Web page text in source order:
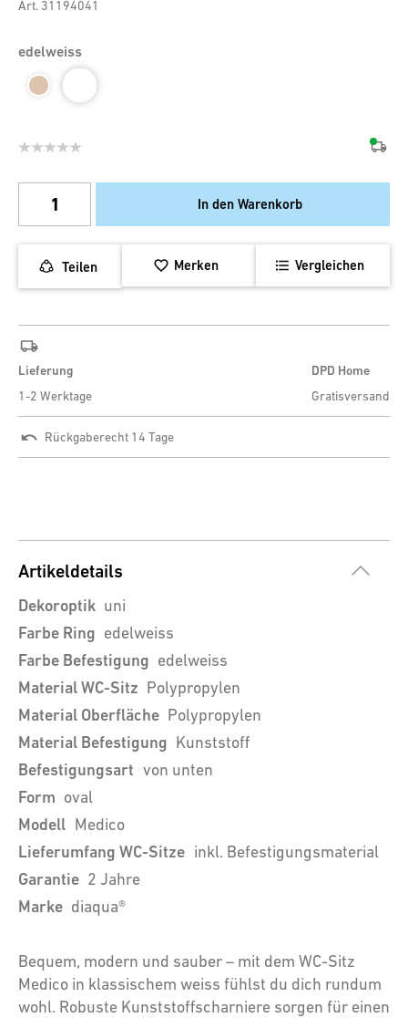
Art. 31194041
edelweiss
In den Warenkorb
Teilen Merken Vergleichen
Lieferung
1-2 Werktage
DPD Home
Gratisversand
Rückgaberecht 14 Tage
Artikeldetails
Dekoroptik uni
Farbe Ring edelweiss
Farbe Befestigung edelweiss
Material WC-Sitz Polypropylen
Material Oberfläche Polypropylen
Material Befestigung Kunststoff
Befestigungsart von unten
Form oval
Modell Medico
Lieferumfang WC-Sitze inkl. Befestigungsmaterial
Garantie 2 Jahre
Marke diaqua®
Bequem, modern und sauber – mit dem WC-Sitz
Medico in klassischem weiss fühlst du dich rundum
wohl. Robuste Kunststoffscharniere sorgen für einen